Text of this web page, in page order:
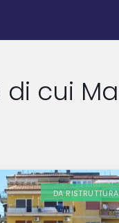
di cui
DA